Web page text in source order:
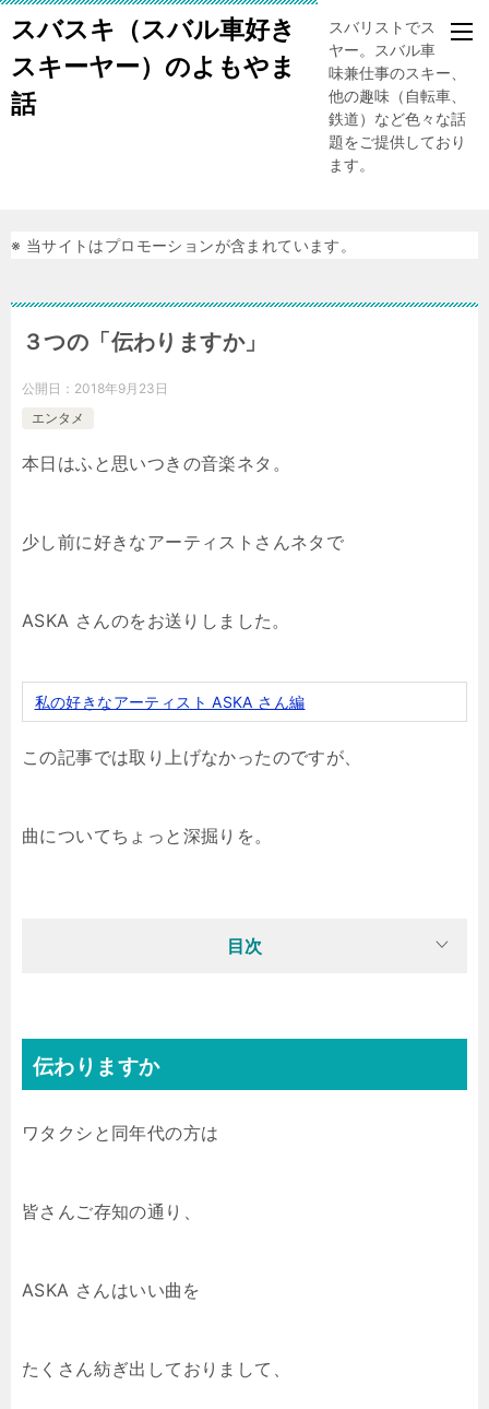
スバスキ（スバル車好き
スキーヤー）のよもやま
話
スバリストでスキー
ヤー。スバル車、趣
味兼仕事のスキー、
他の趣味（自転車、
鉄道）など色々な話
題をご提供しており
ます。
※ 当サイトはプロモーションが含まれています。
３つの「伝わりますか」
公開日： 2018年9月23日
エンタメ
本日はふと思いつきの音楽ネタ。
少し前に好きなアーティストさんネタで
ASKA さんのをお送りしました。
私の好きなアーティスト ASKA さん編
この記事では取り上げなかったのですが、
曲についてちょっと深掘りを。
目次
伝わりますか
ワタクシと同年代の方は
皆さんご存知の通り、
ASKA さんはいい曲を
たくさん紡ぎ出しておりまして、